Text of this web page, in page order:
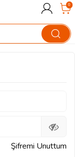
0
Şifremi Unuttum